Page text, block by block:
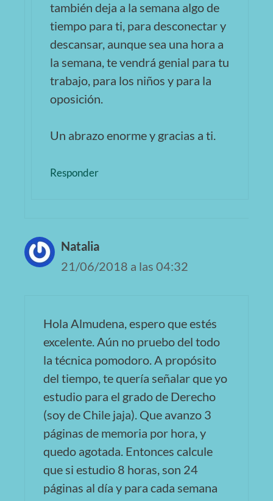
también deja a la semana algo de
tiempo para ti, para desconectar y
descansar, aunque sea una hora a
la semana, te vendrá genial para tu
trabajo, para los niños y para la
oposición.
Un abrazo enorme y gracias a ti.
Responder
Natalia
21/06/2018 a las 04:32
Hola Almudena, espero que estés
excelente. Aún no pruebo del todo
la técnica pomodoro. A propósito
del tiempo, te quería señalar que yo
estudio para el grado de Derecho
(soy de Chile jaja). Que avanzo 3
páginas de memoria por hora, y
quedo agotada. Entonces calcule
que si estudio 8 horas, son 24
páginas al día y para cada semana